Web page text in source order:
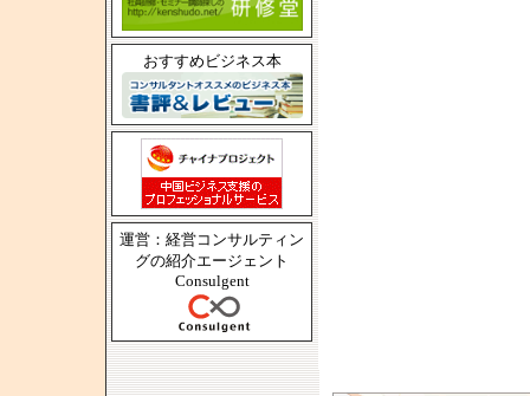
おすすめビジネス本
運営：経営コンサルティン
グの紹介エージェント
Consulgent